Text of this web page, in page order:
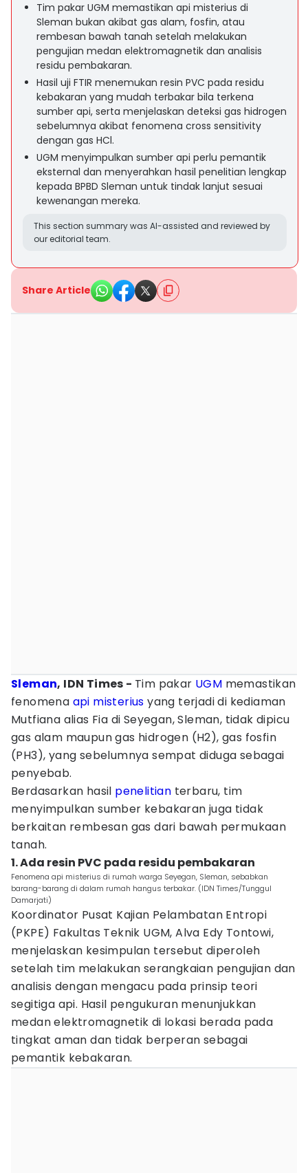
Tim pakar UGM memastikan api misterius di
Sleman bukan akibat gas alam, fosfin, atau
rembesan bawah tanah setelah melakukan
pengujian medan elektromagnetik dan analisis
residu pembakaran.
Hasil uji FTIR menemukan resin PVC pada residu
kebakaran yang mudah terbakar bila terkena
sumber api, serta menjelaskan deteksi gas hidrogen
sebelumnya akibat fenomena cross sensitivity
dengan gas HCl.
UGM menyimpulkan sumber api perlu pemantik
eksternal dan menyerahkan hasil penelitian lengkap
kepada BPBD Sleman untuk tindak lanjut sesuai
kewenangan mereka.
This section summary was AI-assisted and reviewed by
our editorial team.
Share Article
Sleman, IDN Times - Tim pakar UGM memastikan
fenomena api misterius yang terjadi di kediaman
Mutfiana alias Fia di Seyegan, Sleman, tidak dipicu
gas alam maupun gas hidrogen (H2), gas fosfin
(PH3), yang sebelumnya sempat diduga sebagai
penyebab.
Berdasarkan hasil penelitian terbaru, tim
menyimpulkan sumber kebakaran juga tidak
berkaitan rembesan gas dari bawah permukaan
tanah.
1. Ada resin PVC pada residu pembakaran
Fenomena api misterius di rumah warga Seyegan, Sleman, sebabkan
barang-barang di dalam rumah hangus terbakar. (IDN Times/Tunggul
Damarjati)
Koordinator Pusat Kajian Pelambatan Entropi
(PKPE) Fakultas Teknik UGM, Alva Edy Tontowi,
menjelaskan kesimpulan tersebut diperoleh
setelah tim melakukan serangkaian pengujian dan
analisis dengan mengacu pada prinsip teori
segitiga api. Hasil pengukuran menunjukkan
medan elektromagnetik di lokasi berada pada
tingkat aman dan tidak berperan sebagai
pemantik kebakaran.